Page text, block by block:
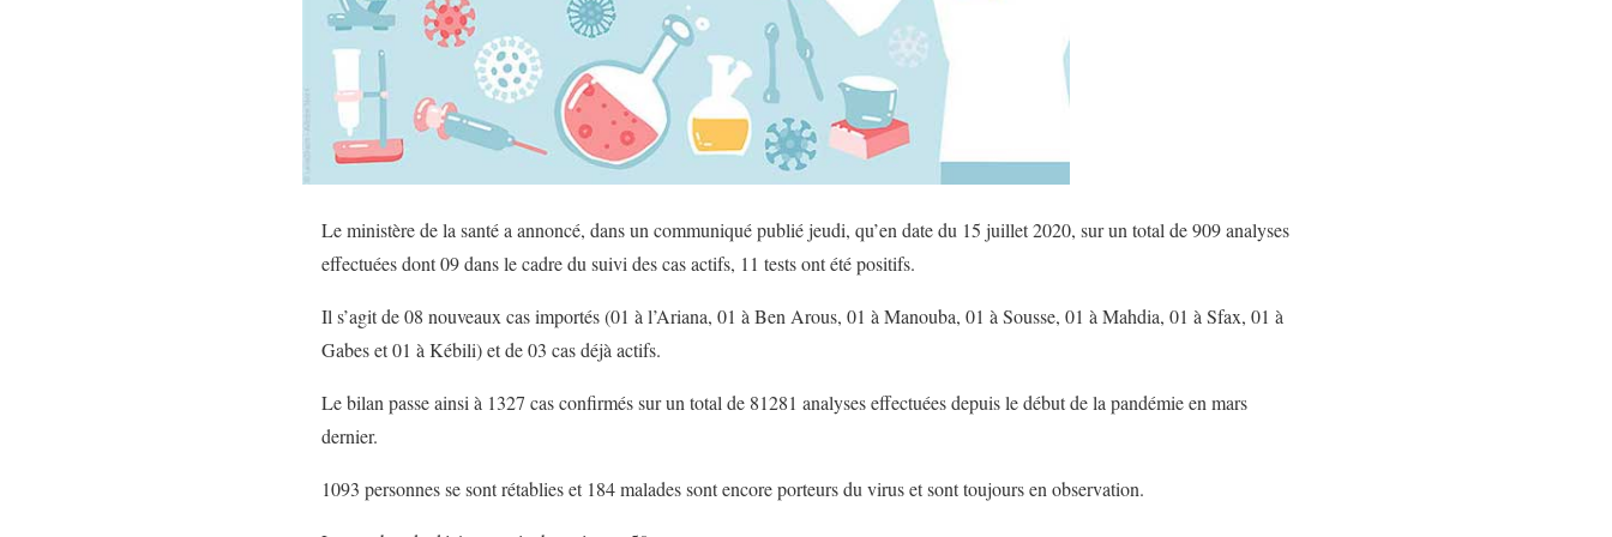
Le ministère de la santé a annoncé, dans un communiqué publié jeudi, qu’en date du 15 juillet 2020, sur un total de 909 analyses
effectuées dont 09 dans le cadre du suivi des cas actifs, 11 tests ont été positifs.
Il s’agit de 08 nouveaux cas importés (01 à l’Ariana, 01 à Ben Arous, 01 à Manouba, 01 à Sousse, 01 à Mahdia, 01 à Sfax, 01 à
Gabes et 01 à Kébili) et de 03 cas déjà actifs.
Le bilan passe ainsi à 1327 cas confirmés sur un total de 81281 analyses effectuées depuis le début de la pandémie en mars
dernier.
1093 personnes se sont rétablies et 184 malades sont encore porteurs du virus et sont toujours en observation.